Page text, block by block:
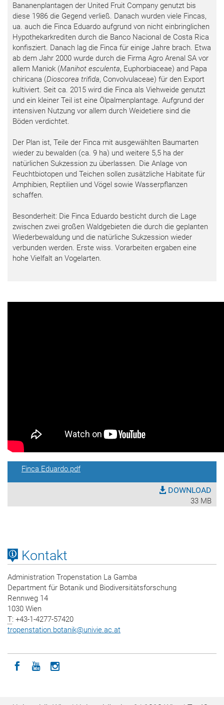
Bananenplantagen der United Fruit Company genutzt bis
diese 1986 die Gegend verließ. Danach wurden viele Fincas,
ua. auch die Finca Eduardo aufgrund von nicht einbringlichen
Hypothekarkrediten durch die Banco Nacional de Costa Rica
konfisziert. Danach lag die Finca für einige Jahre brach. Etwa
ab dem Jahr 2000 wurde durch die Firma Agro Arenal SA vor
allem Maniok (Manihot esculenta, Euphorbiaceae) and Papa
chiricana (Dioscorea trifida, Convolvulaceae) für den Export
kultiviert. Seit ca. 2015 wird die Finca als Viehweide genutzt
und ein kleiner Teil ist eine Ölpalmenplantage. Aufgrund der
intensiven Nutzung vor allem durch Weidetiere sind die
Böden verdichtet.
Der Plan ist, Teile der Finca mit ausgewählten Baumarten
wieder zu bewalden (ca. 9 ha) und weitere 5,5 ha der
natürlichen Sukzession zu überlassen. Die Anlage von
Feuchtbiotopen und Teichen sollen zusätzliche Habitate für
Amphibien, Reptilien und Vögel sowie Wasserpflanzen
schaffen.
Besonderheit: Die Finca Eduardo besticht durch die Lage
zwischen zwei großen Waldgebieten die durch die geplanten
Wiederbewaldung und die natürliche Sukzession wieder
verbunden werden. Erste wiss. Vorarbeiten ergaben eine
hohe Vielfalt an Vogelarten.
Finca Eduardo.pdf
DOWNLOAD
33 MB
Kontakt
Administration Tropenstation La Gamba
Department für Botanik und Biodiversitätsforschung
Rennweg 14
1030 Wien
T: +43-1-4277-57420
tropenstation.botanik@univie.ac.at
Icon facebook
Icon youtube
Icon instagram